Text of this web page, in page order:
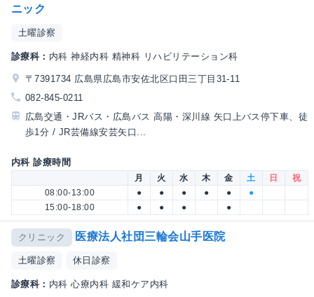
ニック
土曜診察
診療科： 内科 神経内科 精神科 リハビリテーション科
〒7391734 広島県広島市安佐北区口田三丁目31-11
082-845-0211
広島交通・JRバス・広島バス 高陽・深川線 矢口上バス停下車、徒
歩1分 / JR芸備線安芸矢口...
内科 診療時間
月 火 水 木 金 土 日
祝
08:00-13:00
● ● ● ● ●
●
15:00-18:00
● ● ● ●
クリニック 医療法人社団三輪会山手医院
土曜診察 休日診察
診療科： 内科 心療内科 緩和ケア内科